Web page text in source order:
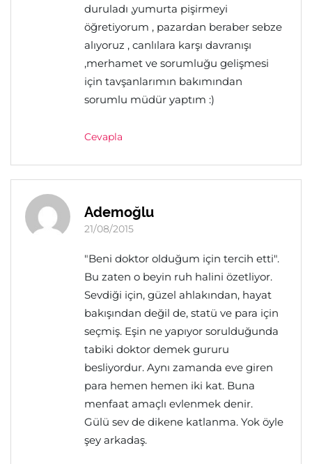
duruladı ,yumurta pişirmeyi
öğretiyorum , pazardan beraber sebze
alıyoruz , canlılara karşı davranışı
,merhamet ve sorumluğu gelişmesi
için tavşanlarımın bakımından
sorumlu müdür yaptım :)
Cevapla
Ademoğlu
21/08/2015
"Beni doktor olduğum için tercih etti".
Bu zaten o beyin ruh halini özetliyor.
Sevdiği için, güzel ahlakından, hayat
bakışından değil de, statü ve para için
seçmiş. Eşin ne yapıyor sorulduğunda
tabiki doktor demek gururu
besliyordur. Aynı zamanda eve giren
para hemen hemen iki kat. Buna
menfaat amaçlı evlenmek denir.
Gülü sev de dikene katlanma. Yok öyle
şey arkadaş.